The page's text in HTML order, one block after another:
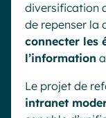
diversification
de repenser la
connecter les
l’information
Le projet de
intranet